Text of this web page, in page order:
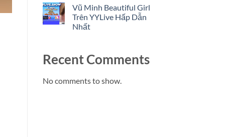
nghiệm
live
hấp
dẫn
mới
on
Phan
Huy
trên
Gây
Ấn
Mới
2026
Vũ Minh Beautiful Girl
Trên YYLive Hấp Dẫn
Nhất
Vũ
Minh
Trên
Recent Comments
No comments to show.